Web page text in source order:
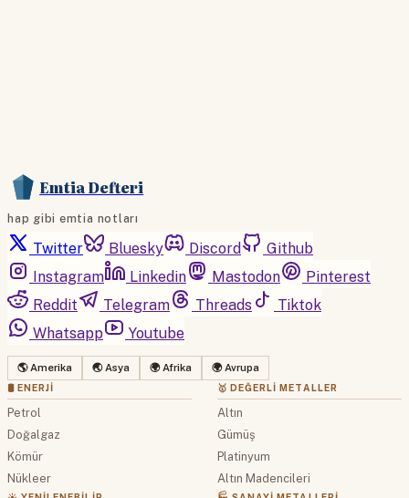
Emtia Defteri
hap gibi emtia notları
Twitter Bluesky Discord
Github
Instagram
Linkedin Mastodon
Pinterest
Reddit
Telegram Threads
Tiktok
Whatsapp
Youtube
🌎 Amerika 🌏 Asya 🌍 Afrika 🌍 Avrupa
🛢 ENERJI
Petrol
Doğalgaz
Kömür
Nükleer
🥇 DEĞERLI METALLER
Altın
Gümüş
Platinyum
Altın Madencileri